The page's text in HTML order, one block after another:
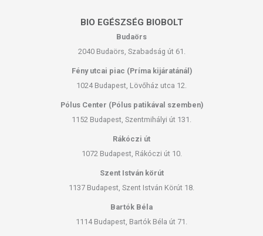
BIO EGÉSZSÉG BIOBOLT
Budaörs
2040 Budaörs, Szabadság út 61.
Fény utcai piac (Príma kijáratánál)
1024 Budapest, Lövőház utca 12.
Pólus Center (Pólus patikával szemben)
1152 Budapest, Szentmihályi út 131.
Rákóczi út
1072 Budapest, Rákóczi út 10.
Szent István körút
1137 Budapest, Szent István Körút 18.
Bartók Béla
1114 Budapest, Bartók Béla út 71.